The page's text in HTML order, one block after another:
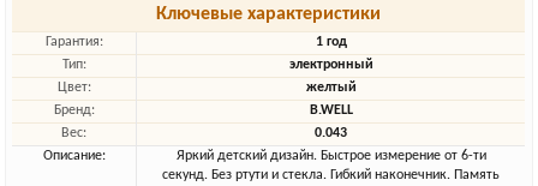
Ключевые характеристики
Гарантия:
1 год
Тип:
электронный
Цвет:
желтый
Бренд:
B.WELL
Вес:
0.043
Описание:
Яркий детский дизайн. Быстрое измерение от 6-ти
секунд. Без ртути и стекла. Гибкий наконечник. Память